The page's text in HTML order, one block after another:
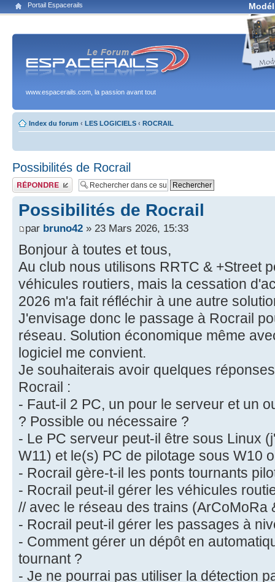
Portail Espacerails
www.espacerails.com, la passion avant tout
Index du forum ‹ LES LOGICIELS ‹ ROCRAIL
Possibilités de Rocrail
Publier une réponse
Possibilités de Rocrail
par bruno42 » 23 Mars 2026, 15:33
Bonjour à toutes et tous,
Au club nous utilisons RRTC & +Street
véhicules routiers, mais la cessation
2026 m'a fait réfléchir à une autre
J'envisage donc le passage à Rocrail
réseau. Solution économique même
logiciel me convient.
Je souhaiterais avoir quelques
Rocrail :
- Faut-il 2 PC, un pour le serveur et un
? Possible ou nécessaire ?
- Le PC serveur peut-il être sous Linux
W11) et le(s) PC de pilotage sous W10
- Rocrail gère-t-il les ponts tournants
- Rocrail peut-il gérer les véhicules
// avec le réseau des trains (ArCoMoRa
- Rocrail peut-il gérer les passages à
- Comment gérer un dépôt en
tournant ?
- Je ne pourrai pas utiliser la détection